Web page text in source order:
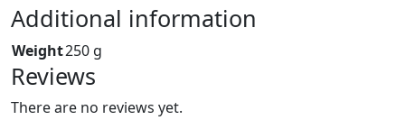
Additional information
Weight250 g
Reviews
There are no reviews yet.